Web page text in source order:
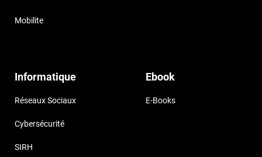
Mobilite
Informatique
Réseaux Sociaux
Cybersécurité
SIRH
Ebook
E-Books